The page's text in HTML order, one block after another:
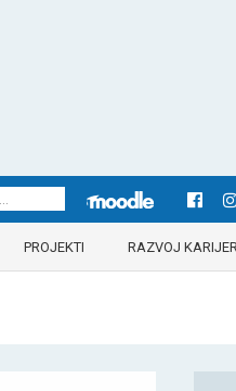
PROJEKTI RAZVOJ